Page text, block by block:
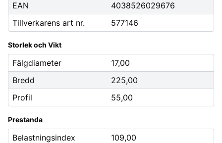
EAN
4038526029676
Tillverkarens art nr.
577146
Storlek och Vikt
Fälgdiameter
17,00
Bredd
225,00
Profil
55,00
Prestanda
Belastningsindex
109,00